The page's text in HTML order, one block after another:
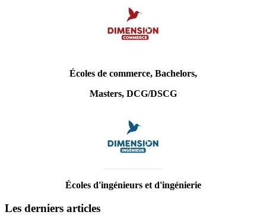
Écoles de commerce, Bachelors,
Masters, DCG/DSCG
Écoles d'ingénieurs et d'ingénierie
Les derniers articles